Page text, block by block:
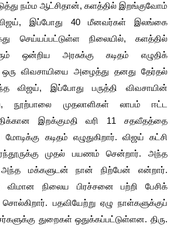
நம்ம ஆட்சிதான், களத்தில் இறங்குவோம்
இப்போது 40 மீனவர்கள் இலங்கை
செய்யப்பட்டுள்ள நிலையில், களத்தில்
ஒன்றிய அரசுக்கு கடிதம் எழுதிக்
ஒரு விவசாயியை அழைத்து தனது தேர்தல்
விஜய், இப்போது பருத்தி விவசாயின்
நூற்பாலை முதலாளிகள் லாபம் ஈட்ட
இறக்குமதி வரி 11 சதவீதத்தை
கடிதம் எழுதுகிறார். விஜய் கட்சி
முதல் பயணம் சென்றார். அந்த
அந்த மக்களுடன் நான் நிற்பேன் என்றார்.
விமான நிலைய பிரச்சனை பற்றி பேசிக்
பதவியேற்று ஏழு நாள்களுக்குப்
துறைகள் ஒதுக்கப்பட்டுள்ளன. திரு.